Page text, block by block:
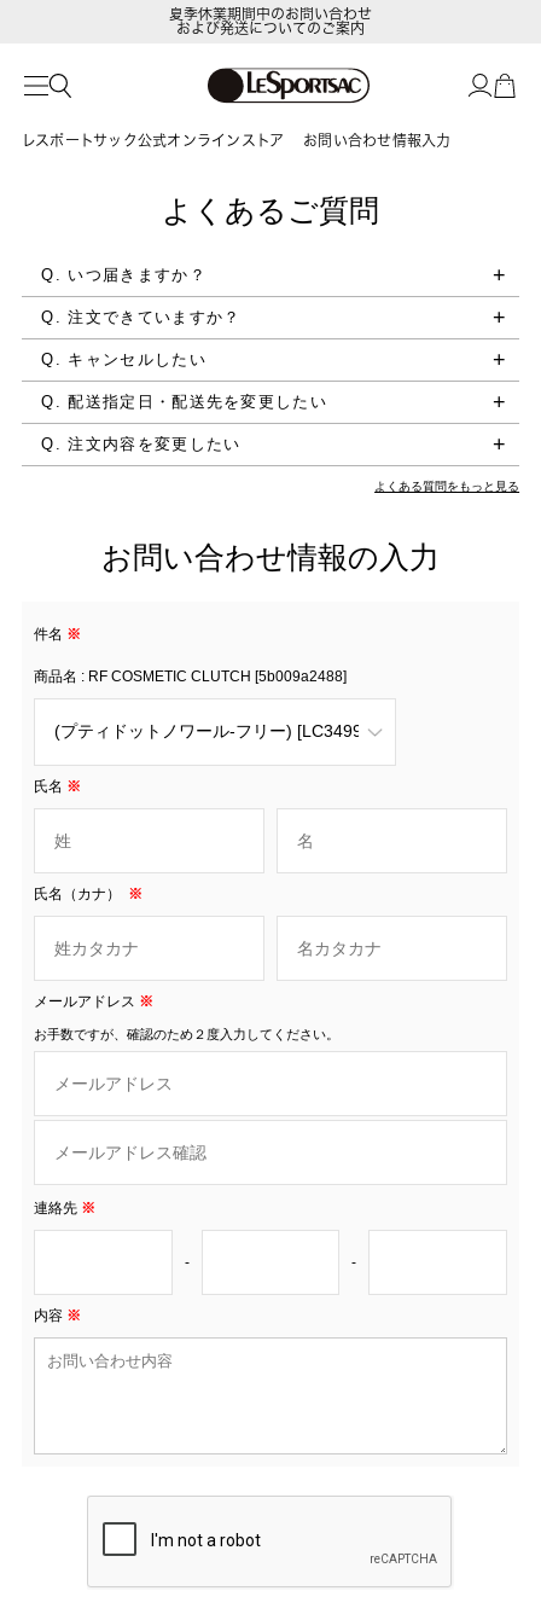
夏季休業期間中のお問い合わせ
および発送についてのご案内
レスポートサック公式オンラインストア お問い合わせ情報入力
よくあるご質問
Q. いつ届きますか？
Q. 注文できていますか？
Q. キャンセルしたい
Q. 配送指定日・配送先を変更したい
Q. 注文内容を変更したい
よくある質問をもっと見る
お問い合わせ情報の入力
件名 ※
商品名 : RF COSMETIC CLUTCH [5b009a2488]
氏名 ※
氏名（カナ） ※
メールアドレス ※
お手数ですが、確認のため２度入力してください。
連絡先 ※
- -
内容 ※